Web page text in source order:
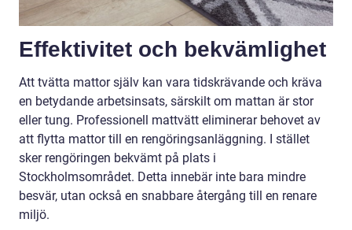
Effektivitet och bekvämlighet
Att tvätta mattor själv kan vara tidskrävande och kräva
en betydande arbetsinsats, särskilt om mattan är stor
eller tung. Professionell mattvätt eliminerar behovet av
att flytta mattor till en rengöringsanläggning. I stället
sker rengöringen bekvämt på plats i
Stockholmsområdet. Detta innebär inte bara mindre
besvär, utan också en snabbare återgång till en renare
miljö.